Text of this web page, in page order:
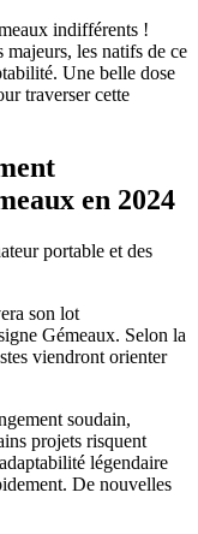
indifférents !
majeurs, les natifs de ce
Une belle dose
traverser cette
en 2024
son lot
Gémeaux. Selon la
viendront orienter
soudain,
projets risquent
légendaire
De nouvelles